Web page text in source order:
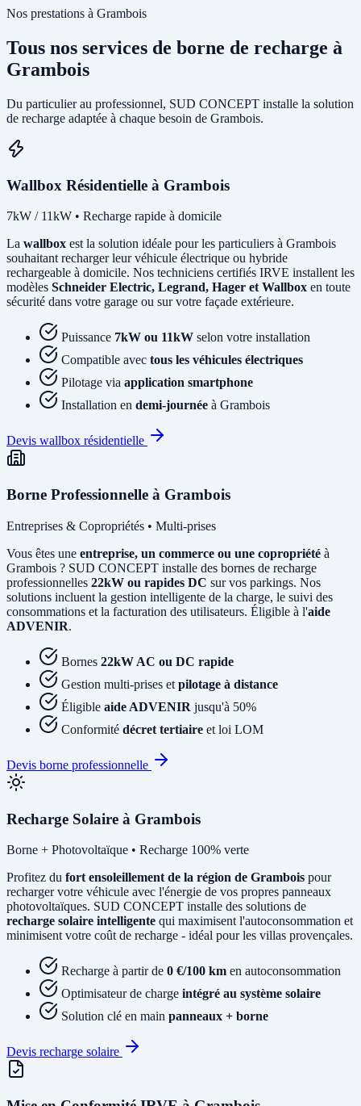
Nos prestations à Grambois
Tous nos services de borne de recharge à
Grambois
Du particulier au professionnel, SUD CONCEPT installe la solution
de recharge adaptée à chaque besoin de Grambois.
Wallbox Résidentielle à Grambois
7kW / 11kW • Recharge rapide à domicile
La wallbox est la solution idéale pour les particuliers à Grambois
souhaitant recharger leur véhicule électrique ou hybride
rechargeable à domicile. Nos techniciens certifiés IRVE installent les
modèles Schneider Electric, Legrand, Hager et Wallbox en toute
sécurité dans votre garage ou sur votre façade extérieure.
Puissance 7kW ou 11kW selon votre installation
Compatible avec tous les véhicules électriques
Pilotage via application smartphone
Installation en demi-journée à Grambois
Devis wallbox résidentielle
Borne Professionnelle à Grambois
Entreprises & Copropriétés • Multi-prises
Vous êtes une entreprise, un commerce ou une copropriété à
Grambois ? SUD CONCEPT installe des bornes de recharge
professionnelles 22kW ou rapides DC sur vos parkings. Nos
solutions incluent la gestion intelligente de la charge, le suivi des
consommations et la facturation des utilisateurs. Éligible à l'aide
ADVENIR.
Bornes 22kW AC ou DC rapide
Gestion multi-prises et pilotage à distance
Éligible aide ADVENIR jusqu'à 50%
Conformité décret tertiaire et loi LOM
Devis borne professionnelle
Recharge Solaire à Grambois
Borne + Photovoltaïque • Recharge 100% verte
Profitez du fort ensoleillement de la région de Grambois pour
recharger votre véhicule avec l'énergie de vos propres panneaux
photovoltaïques. SUD CONCEPT installe des solutions de
recharge solaire intelligente qui maximisent l'autoconsommation et
minimisent votre coût de recharge - idéal pour les villas provençales.
Recharge à partir de 0 €/100 km en autoconsommation
Optimisateur de charge intégré au système solaire
Solution clé en main panneaux + borne
Devis recharge solaire